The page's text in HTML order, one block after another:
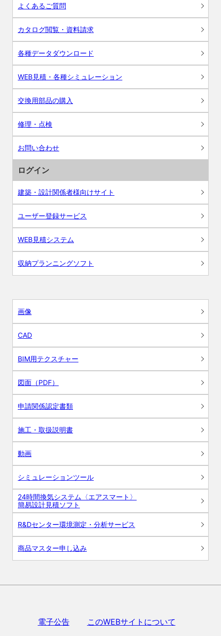
よくあるご質問
カタログ閲覧・資料請求
各種データダウンロード
WEB見積・各種シミュレーション
交換用部品の購入
修理・点検
お問い合わせ
ログイン
建築・設計関係者様向けサイト
ユーザー登録サービス
WEB見積システム
収納プランニングソフト
画像
CAD
BIM用テクスチャー
図面（PDF）
申請関係認定書類
施工・取扱説明書
動画
シミュレーションツール
24時間換気システム〈エアスマート〉
簡易設計見積ソフト
R&Dセンター環境測定・分析サービス
商品マスター申し込み
電子公告 このWEBサイトについて